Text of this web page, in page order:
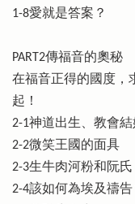
1-8愛就是答案？
PART2傳福音的奧秘
在福音正得的國度，
起！
2-1神道出生、教會
2-2微笑王國的面具
2-3生牛肉河粉和阮氏
2-4該如何為埃及禱告